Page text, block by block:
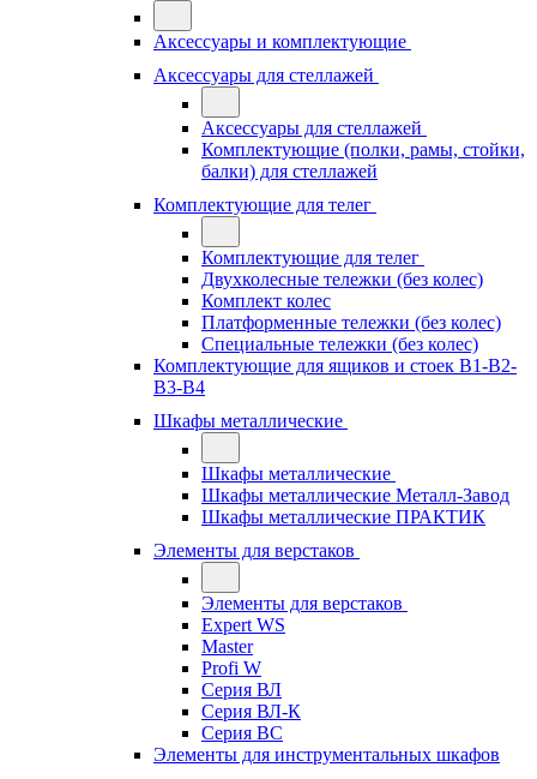
Аксессуары и комплектующие
Аксессуары для стеллажей
Аксессуары для стеллажей
Комплектующие (полки, рамы, стойки,
балки) для стеллажей
Комплектующие для телег
Комплектующие для телег
Двухколесные тележки (без колес)
Комплект колес
Платформенные тележки (без колес)
Специальные тележки (без колес)
Комплектующие для ящиков и стоек В1-В2-
В3-В4
Шкафы металлические
Шкафы металлические
Шкафы металлические Металл-Завод
Шкафы металлические ПРАКТИК
Элементы для верстаков
Элементы для верстаков
Expert WS
Master
Profi W
Серия ВЛ
Серия ВЛ-К
Серия ВС
Элементы для инструментальных шкафов